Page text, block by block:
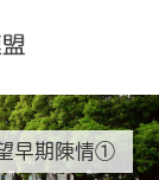
早期陳情①